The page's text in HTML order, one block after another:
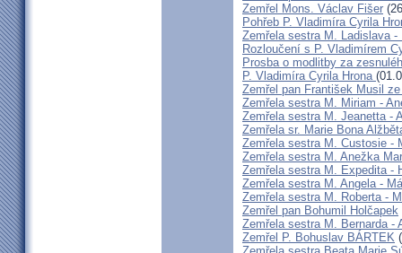
Zemřel Mons. Václav Fišer
Pohřeb P. Vladimíra Cyrila
Zemřela sestra M. Ladislava -
Rozloučení s P. Vladimírem
Prosba o modlitby za
P. Vladimíra Cyrila Hrona
Zemřel pan František Musil
Zemřela sestra M. Miriam -
Zemřela sestra M. Jeanetta -
Zemřela sr. Marie Bona
Zemřela sestra M. Custosie -
Zemřela sestra M. Anežka
Zemřela sestra M. Expedita -
Zemřela sestra M. Angela -
Zemřela sestra M. Roberta -
Zemřel pan Bohumil Holčapek
Zemřela sestra M. Bernarda -
Zemřel P. Bohuslav BÁRTEK